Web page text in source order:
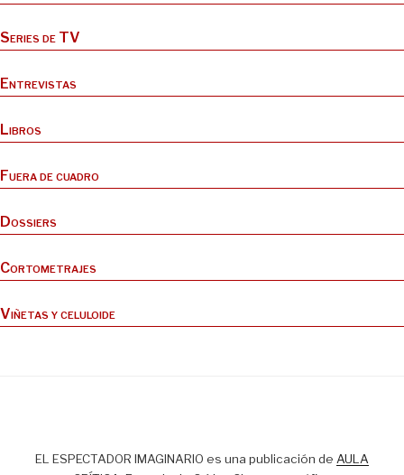
Series de TV
Entrevistas
Libros
Fuera de cuadro
Dossiers
Cortometrajes
Viñetas y celuloide
EL ESPECTADOR IMAGINARIO es una publicación de AULA